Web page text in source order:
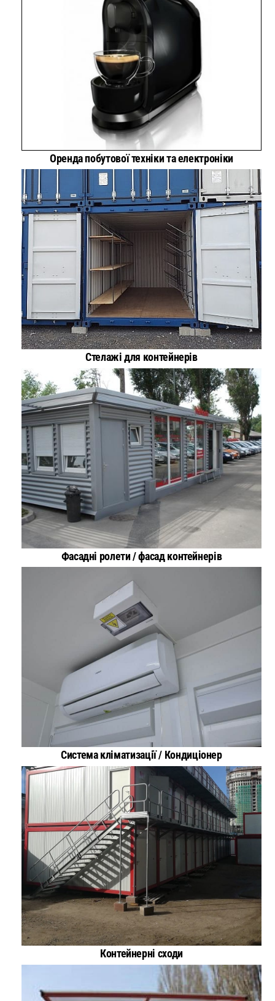
Оренда побутової техніки та електроніки
Стелажі для контейнерів
Фасадні ролети / фасад контейнерів
Система кліматизації / Кондиціонер
Контейнерні сходи